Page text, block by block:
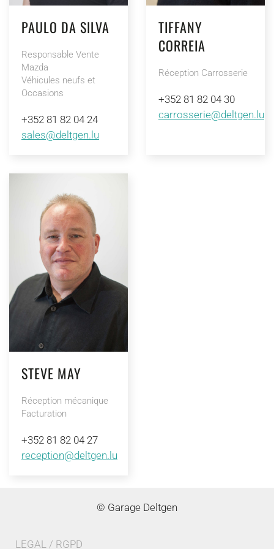
PAULO DA SILVA
Responsable Vente
Mazda
Véhicules neufs et
Occasions
+352 81 82 04 24
sales@deltgen.lu
TIFFANY
CORREIA
Réception Carrosserie
+352 81 82 04 30
carrosserie@deltgen.lu
STEVE MAY
Réception mécanique
Facturation
+352 81 82 04 27
reception@deltgen.lu
© Garage Deltgen
LEGAL / RGPD